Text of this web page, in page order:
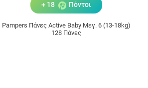
+ 18 Πόντοι
Pampers Πάνες Active Baby Μεγ. 6 (13-18kg)
128 Πάνες